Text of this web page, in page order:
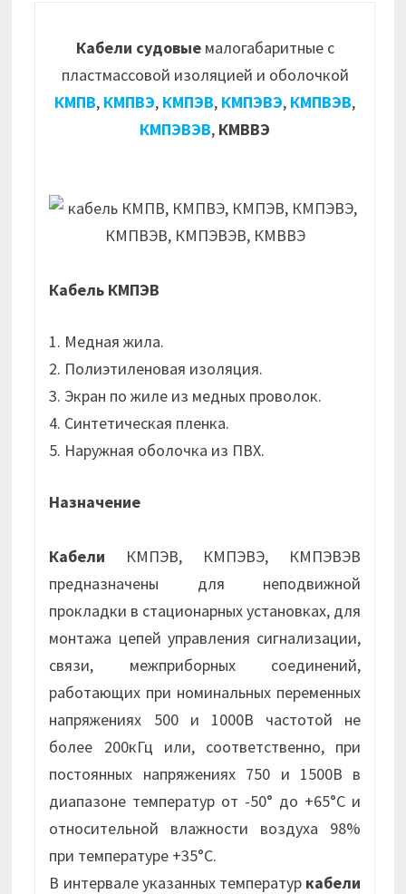
Кабели судовыемалогабаритные с
пластмассовой изоляцией и оболочкой
КМПВ, КМПВЭ, КМПЭВ, КМПЭВЭ, КМПВЭВ,
КМПЭВЭВ, КМВВЭ
Кабель КМПЭВ
1. Медная жила.
2. Полиэтиленовая изоляция.
3. Экран по жиле из медных проволок.
4. Синтетическая пленка.
5. Наружная оболочка из ПВХ.
Назначение
Кабели КМПЭВ, КМПЭВЭ, КМПЭВЭВ
предназначены для неподвижной
прокладки в стационарных установках, для
монтажа цепей управления сигнализации,
связи, межприборных соединений,
работающих при номинальных переменных
напряжениях 500 и 1000В частотой не
более 200кГц или, соответственно, при
постоянных напряжениях 750 и 1500В в
диапазоне температур от -50° до +65°С и
относительной влажности воздуха 98%
при температуре +35°С.
В интервале указанных температур кабели